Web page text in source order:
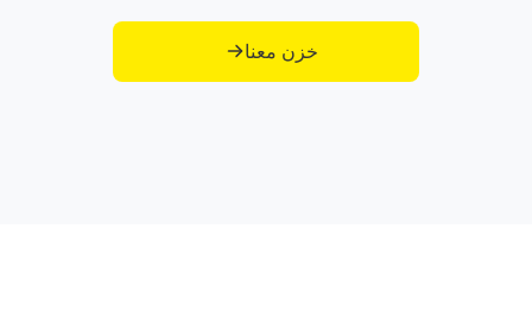
خزن معنا